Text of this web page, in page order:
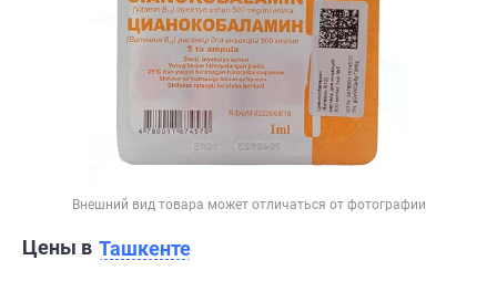
Внешний вид товара может отличаться от фотографии
Цены в Ташкенте